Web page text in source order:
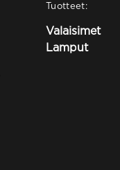
Tuotteet:
Valaisimet
Lamput